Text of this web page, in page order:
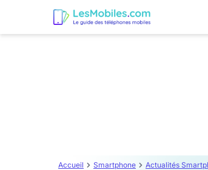
Accueil Smartphone Actualités